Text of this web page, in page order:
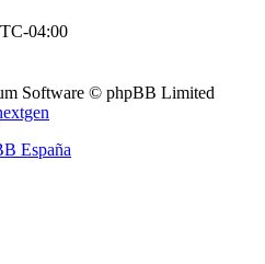
04:00
Software © phpBB Limited
España